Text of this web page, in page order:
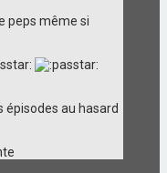
peps même si
épisodes au hasard